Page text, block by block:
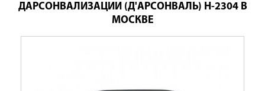
ДАРСОНВАЛИЗАЦИИ (Д'АРСОНВАЛЬ) H-2304 В
МОСКВЕ